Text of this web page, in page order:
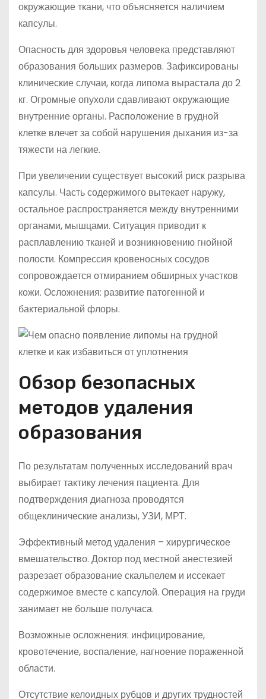
окружающие ткани, что объясняется наличием
капсулы.
Опасность для здоровья человека представляют
образования больших размеров. Зафиксированы
клинические случаи, когда липома вырастала до 2
кг. Огромные опухоли сдавливают окружающие
внутренние органы. Расположение в грудной
клетке влечет за собой нарушения дыхания из-за
тяжести на легкие.
При увеличении существует высокий риск разрыва
капсулы. Часть содержимого вытекает наружу,
остальное распространяется между внутренними
органами, мышцами. Ситуация приводит к
расплавлению тканей и возникновению гнойной
полости. Компрессия кровеносных сосудов
сопровождается отмиранием обширных участков
кожи. Осложнения: развитие патогенной и
бактериальной флоры.
Обзор безопасных
методов удаления
образования
По результатам полученных исследований врач
выбирает тактику лечения пациента. Для
подтверждения диагноза проводятся
общеклинические анализы, УЗИ, МРТ.
Эффективный метод удаления – хирургическое
вмешательство. Доктор под местной анестезией
разрезает образование скальпелем и иссекает
содержимое вместе с капсулой. Операция на груди
занимает не больше получаса.
Возможные осложнения: инфицирование,
кровотечение, воспаление, нагноение пораженной
области.
Отсутствие келоидных рубцов и других трудностей